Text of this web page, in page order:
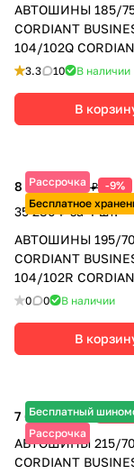
АВТОШИНЫ 185/75
CORDIANT
104/102Q
3.3 10 В наличии
В
Рассрочка
Бесплатное
8 820 ₽9 690 ₽ -9%
35 280 ₽ за 4 шт.
АВТОШИНЫ 195/70
CORDIANT
104/102R
0 0 В наличии
В
Бесплатный
Рассрочка
7 650 ₽9 560 ₽ -20%
АВТОШИНЫ 215/70
CORDIANT